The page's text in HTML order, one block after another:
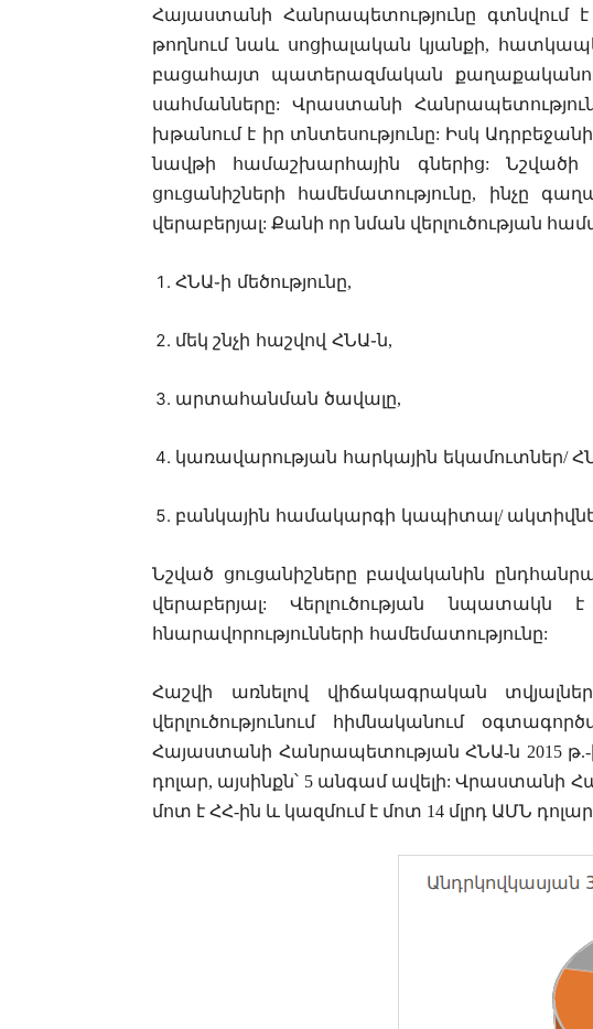
Հայաստանի Հանրապետությունը գտնվում
թողնում նաև սոցիալական կյանքի,
բացահայտ պատերազմական
սահմանները: Վրաստանի
խթանում է իր տնտեսությունը: Իսկ
նավթի համաշխարհային գներից:
ցուցանիշների համեմատությունը, ինչը
վերաբերյալ: Քանի որ նման վերլուծության
ՀՆԱ֊ ի մեծությունը,
մեկ շնչի հաշվով ՀՆԱ֊ն,
արտահանման ծավալը,
կառավարության հարկային եկամուտներ/
բանկային համակարգի կապիտալ/
Նշված ցուցանիշները բավականին
վերաբերյալ: Վերլուծության նպատակն է
հնարավորությունների համեմատությունը:
Հաշվի առնելով վիճակագրական
վերլուծությունում հիմնականում
Հայաստանի Հանրապետության ՀՆԱ-ն 2015 թ.-ի
դոլար, այսինքն՝ 5 անգամ ավելի: Վրաստանի
մոտ է ՀՀ-ին և կազմում է մոտ 14 մլրդ ԱՄՆ